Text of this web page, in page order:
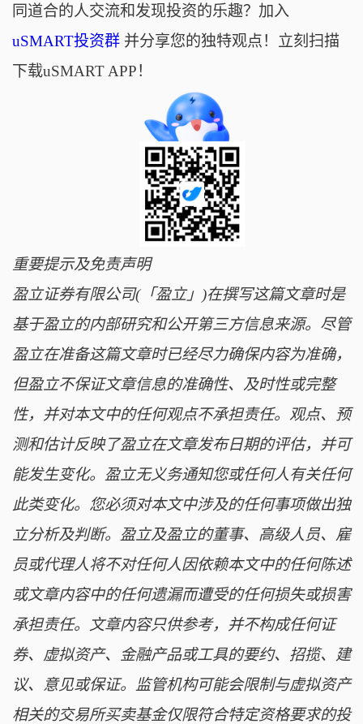
同道合的人交流和发现投资的乐趣？加入
uSMART投资群并分享您的独特观点！立刻扫描
下载uSMART APP！
重要提示及免责声明
盈立证券有限公司(「盈立」)在撰写这篇文章时是
基于盈立的内部研究和公开第三方信息来源。尽管
盈立在准备这篇文章时已经尽力确保内容为准确，
但盈立不保证文章信息的准确性、及时性或完整
性，并对本文中的任何观点不承担责任。观点、预
测和估计反映了盈立在文章发布日期的评估，并可
能发生变化。盈立无义务通知您或任何人有关任何
此类变化。您必须对本文中涉及的任何事项做出独
立分析及判断。盈立及盈立的董事、高级人员、雇
员或代理人将不对任何人因依赖本文中的任何陈述
或文章内容中的任何遗漏而遭受的任何损失或损害
承担责任。文章内容只供参考，并不构成任何证
券、虚拟资产、金融产品或工具的要约、招揽、建
议、意见或保证。监管机构可能会限制与虚拟资产
相关的交易所买卖基金仅限符合特定资格要求的投